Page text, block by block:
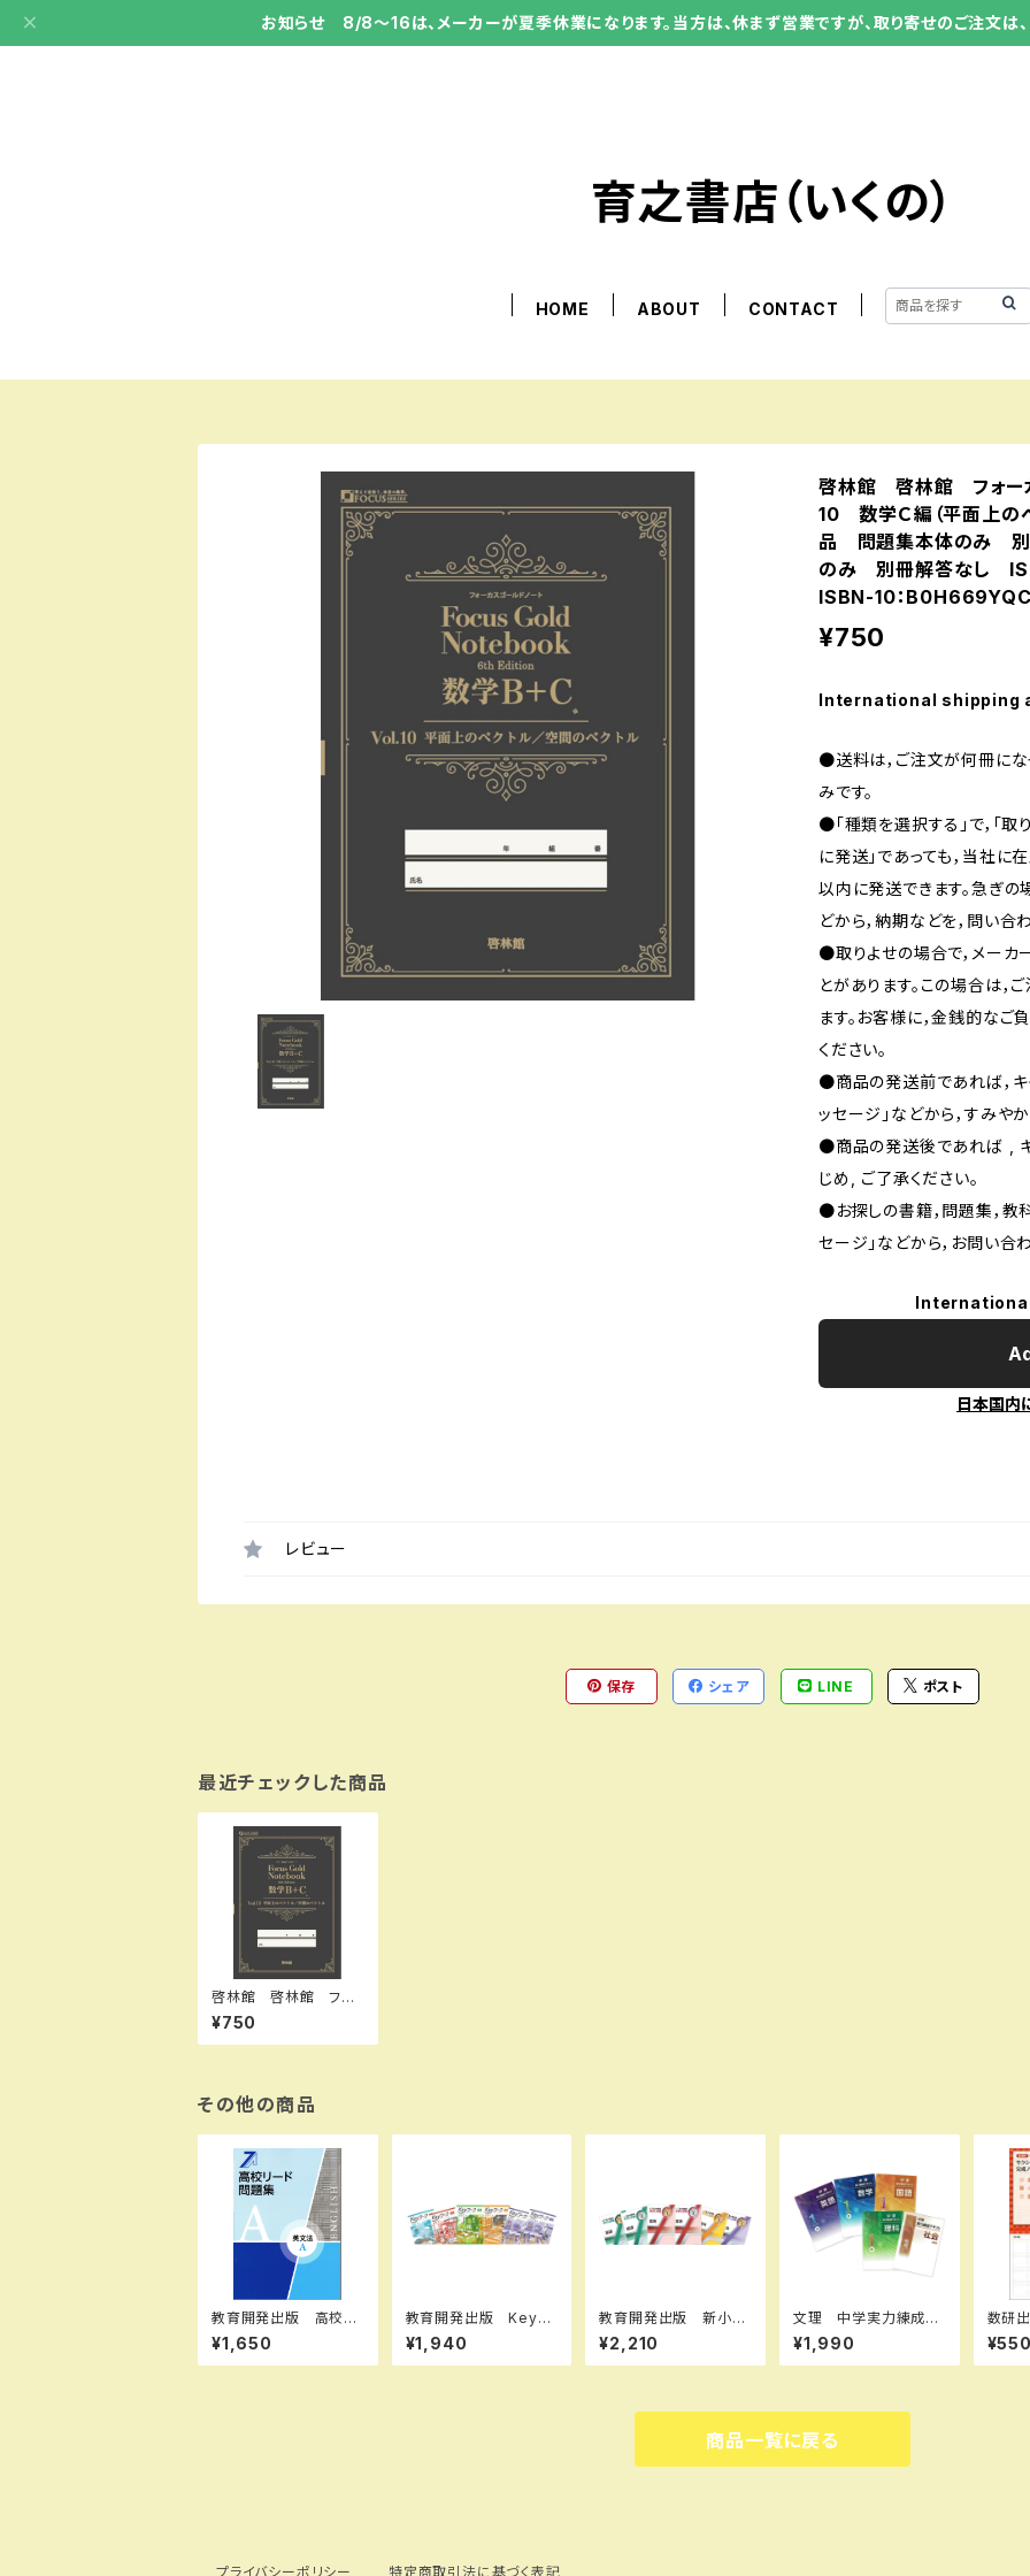
お知らせ 8/8～16は、メーカーが夏季休業になります。当方は、休まず営業ですが、取り寄せのご注文は、
育之書店（いくの）
HOME ABOUT CONTACT
啓林館 啓林館 フォー
10 数学Ｃ編（平面上の
品 問題集本体のみ
のみ 別冊解答なし
ISBN-10：
¥750
International shipping
●送料は，ご注文が何冊にな
みです。
●「種類を選択する」で，
に発送」であっても，当社に
以内に発送できます。急ぎの
どから，納期などを，問い合
●取りよせの場合で，メーカ
とがあります。この場合は，
ます。お客様に，金銭的なご
ください。
●商品の発送前であれば，キ
ッセージ」などから，すみやか
●商品の発送後であれば ,
じめ, ご了承ください｡
●お探しの書籍，問題集，教
セージ」などから，お問い合
日本国内
レビュー
保存 シェア LINE ポスト
最近チェックした商品
啓林館 啓林館 フォ
ーカスゴールドノート 6
th Vol. 10 数学Ｃ編
（平面上のベクトル／空
解答なし 新品 問題
集本体のみ 別冊解答
なし ISBN：978440
2263027 ISBN-10：
B0H669YQCH SK
U：004021113
¥750
その他の商品
教育開発出版 高校リ
ード問題集 英文法 A
，英文法 B 2026年度
版 各科目（選択くださ
¥1,650
教育開発出版 Keyワ
ーク（キーワーク） 数
学 中1～3（ご選択くだ
さい） 2026年度版
¥1,940
教育開発出版 新小学
問題集 中学入試編
国語 Ⅰ，Ⅱ，Ⅲ 202
6年度版 各学年（選択
¥2,210
文理 中学実力練成テ
キスト 国・数・理・社・
英 2026年度版 新
品完全セット
¥1,990
数研出版 新課程
ード
図形
題集
¥550
商品一覧に戻る
プライバシーポリシー 特定商取引法に基づく表記